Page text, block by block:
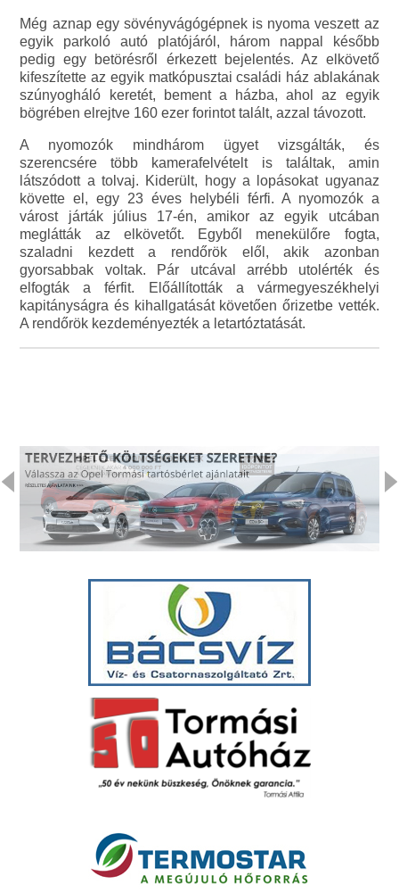
Még aznap egy sövényvágógépnek is nyoma veszett az
egyik parkoló autó platójáról, három nappal később
pedig egy betörésről érkezett bejelentés. Az elkövető
kifeszítette az egyik matkópusztai családi ház ablakának
szúnyogháló keretét, bement a házba, ahol az egyik
bögrében elrejtve 160 ezer forintot talált, azzal távozott.
A nyomozók mindhárom ügyet vizsgálták, és
szerencsére több kamerafelvételt is találtak, amin
látszódott a tolvaj. Kiderült, hogy a lopásokat ugyanaz
követte el, egy 23 éves helybéli férfi. A nyomozók a
várost járták július 17-én, amikor az egyik utcában
meglátták az elkövetőt. Egyből menekülőre fogta,
szaladni kezdett a rendőrök elől, akik azonban
gyorsabbak voltak. Pár utcával arrébb utolérték és
elfogták a férfit. Előállították a vármegyeszékhelyi
kapitányságra és kihallgatását követően őrizetbe vették.
A rendőrök kezdeményezték a letartóztatását.